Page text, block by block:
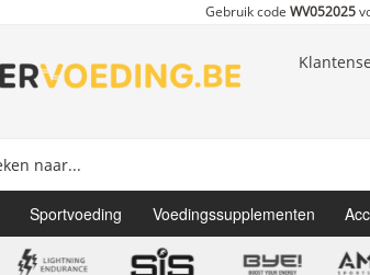
Gebruik codeWV052025
Sportvoeding Voedingssupplementen